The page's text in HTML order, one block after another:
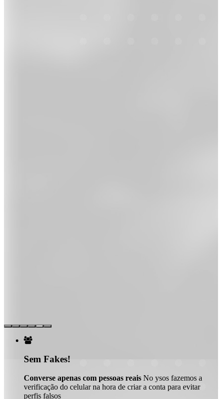

Sem Fakes!
Converse apenas com pessoas reais No ysos fazemos a
verificação do celular na hora de criar a conta para evitar
perfis falsos